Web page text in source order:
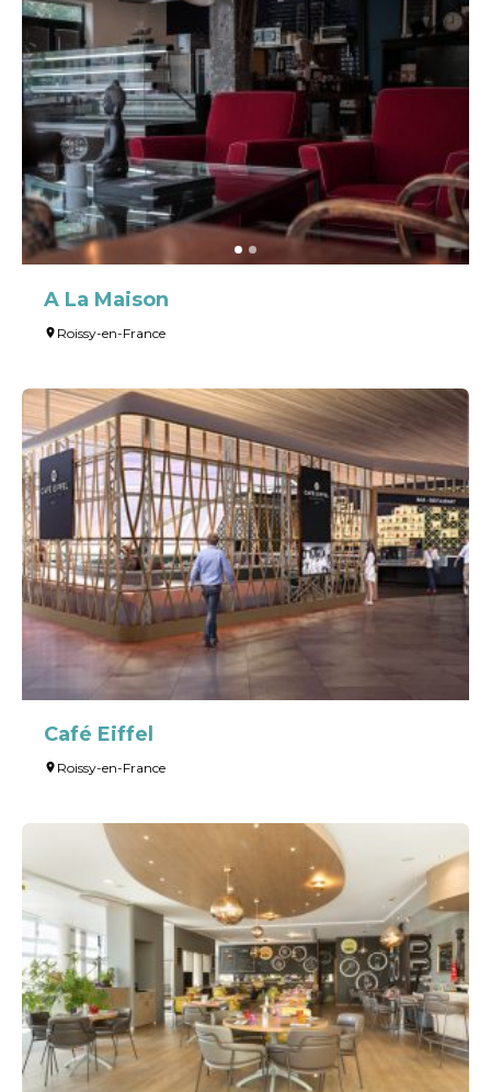
A La Maison
Roissy-en-France
Café Eiffel
Roissy-en-France